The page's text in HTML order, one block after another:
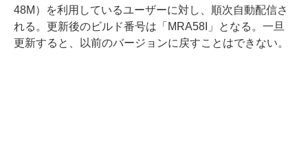
48M）を利用しているユーザーに対し、順次自動配信さ
れる。更新後のビルド番号は「MRA58I」となる。一旦
更新すると、以前のバージョンに戻すことはできない。